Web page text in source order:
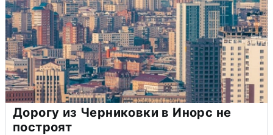
Дорогу из Черниковки в Инорс не
построят